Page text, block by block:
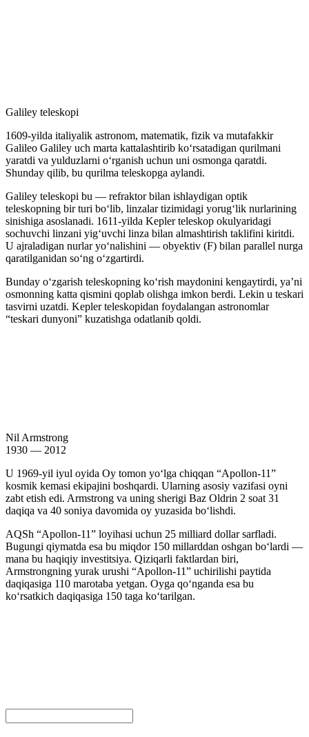
Galiley teleskopi
1609-yilda italiyalik astronom, matematik, fizik va mutafakkir
Galileo Galiley uch marta kattalashtirib koʻrsatadigan qurilmani
yaratdi va yulduzlarni oʻrganish uchun uni osmonga qaratdi.
Shunday qilib, bu qurilma teleskopga aylandi.
Galiley teleskopi bu — refraktor bilan ishlaydigan optik
teleskopning bir turi boʻlib, linzalar tizimidagi yorugʻlik nurlarining
sinishiga asoslanadi. 1611-yilda Kepler teleskop okulyaridagi
sochuvchi linzani yigʻuvchi linza bilan almashtirish taklifini kiritdi.
U ajraladigan nurlar yoʻnalishini — obyektiv (F) bilan parallel nurga
qaratilganidan soʻng oʻzgartirdi.
Bunday oʻzgarish teleskopning koʻrish maydonini kengaytirdi, yaʼni
osmonning katta qismini qoplab olishga imkon berdi. Lekin u teskari
tasvirni uzatdi. Kepler teleskopidan foydalangan astronomlar
“teskari dunyoni” kuzatishga odatlanib qoldi.
Nil Armstrong
1930 — 2012
U 1969-yil iyul oyida Oy tomon yoʻlga chiqqan “Apollon-11”
kosmik kemasi ekipajini boshqardi. Ularning asosiy vazifasi oyni
zabt etish edi. Armstrong va uning sherigi Baz Oldrin 2 soat 31
daqiqa va 40 soniya davomida oy yuzasida boʻlishdi.
AQSh “Apollon-11” loyihasi uchun 25 milliard dollar sarfladi.
Bugungi qiymatda esa bu miqdor 150 millarddan oshgan boʻlardi —
mana bu haqiqiy investitsiya. Qiziqarli faktlardan biri,
Armstrongning yurak urushi “Apollon-11” uchirilishi paytida
daqiqasiga 110 marotaba yetgan. Oyga qoʻnganda esa bu
koʻrsatkich daqiqasiga 150 taga koʻtarilgan.